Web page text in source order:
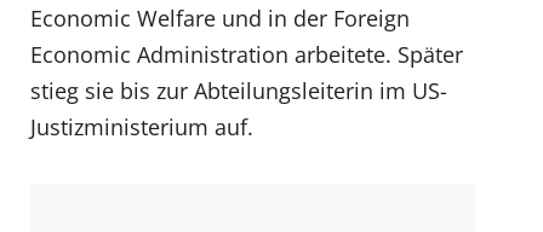
Economic Welfare und in der Foreign
Economic Administration arbeitete. Später
stieg sie bis zur Abteilungsleiterin im US-
Justizministerium auf.